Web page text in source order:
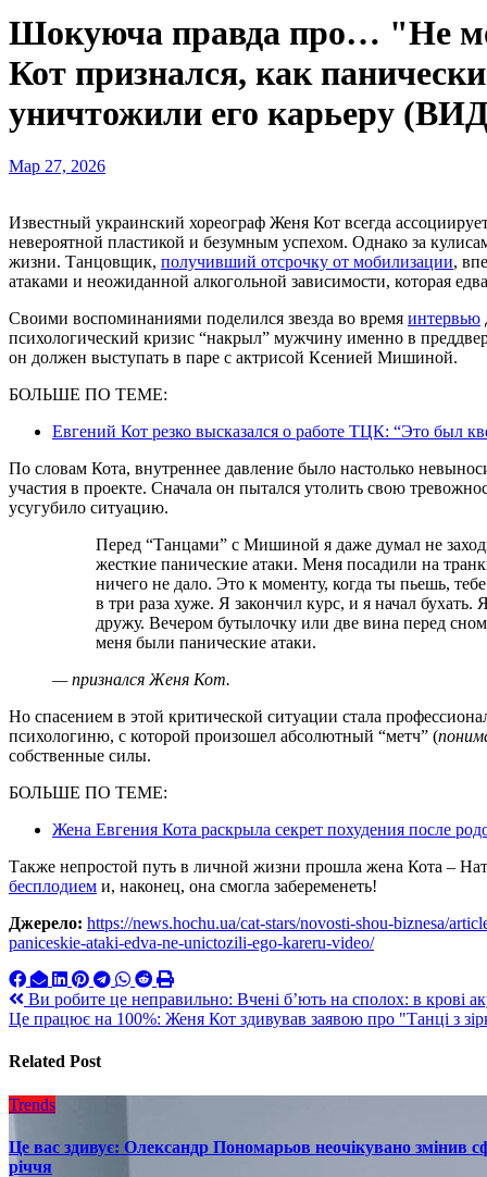
Шокуюча правда про… "Не
Кот признался, как
уничтожили его карьеру
Мар 27, 2026
Известный украинский хореограф Женя Кот всегда ассоциируется у поклонников с идеальной картинкой,
невероятной пластикой и безумным успехом. Однако за
жизни. Танцовщик, получивший отсрочку от мобилизации,
атаками и неожиданной алкогольной зависимости, которая
Своими воспоминаниями поделился звезда во время интервью
психологический кризис “накрыл” мужчину именно в
он должен выступать в паре с актрисой Ксенией Мишиной.
БОЛЬШЕ ПО ТЕМЕ:
Евгений Кот резко высказался о работе ТЦК: “Это был
По словам Кота, внутреннее давление было настолько
участия в проекте. Сначала он пытался утолить свою
усугубило ситуацию.
Перед “Танцами” с Мишиной я даже думал не заходить в сезон. Потому что у меня начались
жесткие панические атаки. Меня посадили на
ничего не дало. Это к моменту, когда ты пьешь,
в три раза хуже. Я закончил курс, и я начал
дружу. Вечером бутылочку или две вина перед
меня были панические атаки.
— признался Женя Кот.
Но спасением в этой критической ситуации стала
психологиню, с которой произошел абсолютный “метч” (
собственные силы.
БОЛЬШЕ ПО ТЕМЕ:
Жена Евгения Кота раскрыла секрет похудения после
Также непростой путь в личной жизни прошла жена Кота –
бесплодием и, наконец, она смогла забеременеть!
Джерело: https://news.hochu.ua/cat-stars/novosti-shou-biznesa/
paniceskie-ataki-edva-ne-unictozili-ego-kareru-video/
Навигация
по
записям
Ви робите це неправильно: Вчені б’ють на сполох: в крові
Це працює на 100%: Женя Кот здивував заявою про "Танці з
Related Post
Trends
Це вас здивує: Олександр Пономарьов неочікувано змінив
річчя